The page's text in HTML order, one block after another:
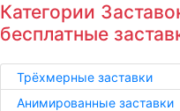
Категории
бесплатные
Трёхмерные заставки
Анимированные заставки